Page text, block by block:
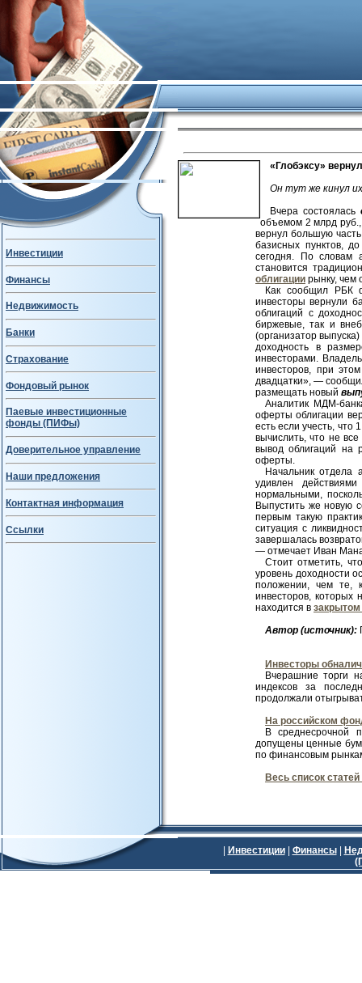
Инвестиции
Финансы
Недвижимость
Банки
Страхование
Фондовый рынок
Паевые инвестиционные
фонды (ПИФы)
Доверительное управление
Наши предложения
Контактная информация
Ссылки
«Глобэксу»
Oн тут же кинул
Вчера состоялась
объемом 2 млрд
вернул большую
базисных пунктов,
сегодня. По словам
становится
облигации рынку, чем
Как сообщил РБК
инвесторы вернули
облигаций с
биржевые, так и
(организатор
доходность в
инвесторами.
инвесторов, при
двадцатки», —
размещать новый
Аналитик МДМ-
оферты облигации
есть если учесть,
вычислить, что не
вывод облигаций на
оферты.
Начальник отдела
удивлен
нормальными,
Выпустить же новую
первым такую
ситуация с
завершалась
— отмечает Иван
Стоит отметить,
уровень доходности
положении, чем те,
инвесторов, которых
находится в
Автор (источник):
Инвесторы
Вчерашние торги
индексов за
продолжали
На российском
В среднесрочной
допущены ценные
по финансовым
Весь список статей
Инвестиции| Финансы|